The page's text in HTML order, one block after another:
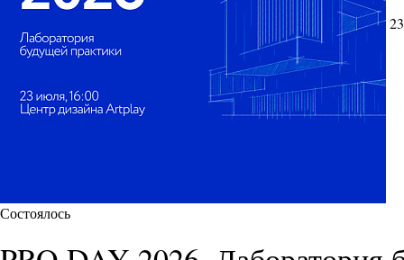
Состоялось